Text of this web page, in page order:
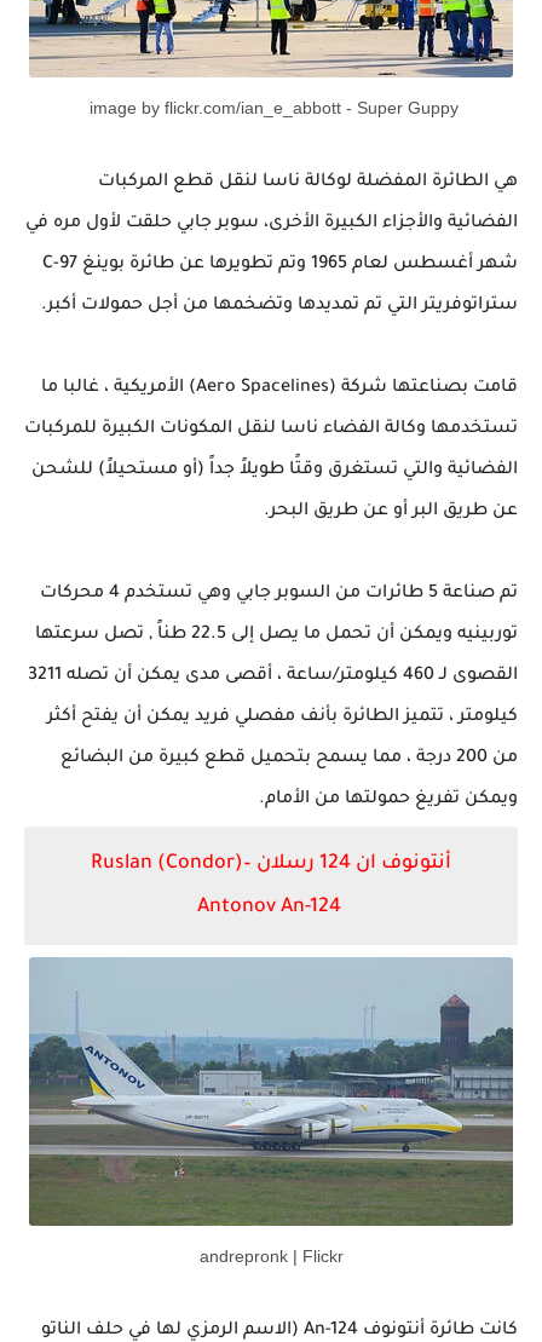
image by flickr.com/ian_e_abbott - Super Guppy
هي الطائرة المفضلة لوكالة ناسا لنقل قطع المركبات
الفضائية والأجزاء الكبيرة الأخرى، سوبر جابي حلقت لأول مره في
شهرأغسطس لعام 1965 وتم تطويرها عن طائرة بوينغ C-97
ستراتوفريتر التي تم تمديدها وتضخمها من أجل حمولات أكبر.
قامت بصناعتها شركة (Aero Spacelines) الأمريكية ، غالبا ما
تستخدمها وكالة الفضاء ناسا لنقل المكونات الكبيرة للمركبات
الفضائية والتي تستغرق وقتًا طويلاً جداً (أو مستحيلاً) للشحن
عن طريق البر أو عن طريق البحر.
تم صناعة 5 طائرات من السوبر جابي وهي تستخدم 4 محركات
توربينيه ويمكن أن تحمل ما يصل إلى 22.5 طناً , تصل سرعتها
القصوى لـ 460 كيلومتر/ساعة ، أقصى مدى يمكن أن تصله 3211
كيلومتر ، تتميز الطائرة بأنف مفصلي فريد يمكن أن يفتح أكثر
من 200 درجة ، مما يسمح بتحميل قطع كبيرة من البضائع
ويمكن تفريغ حمولتها من الأمام.
أنتونوف ان 124 رسلان –
Ruslan (Condor)
Antonov An-124
andrepronk | Flickr
كانت طائرة أنتونوف An-124 (الاسم الرمزي لها في حلف الناتو